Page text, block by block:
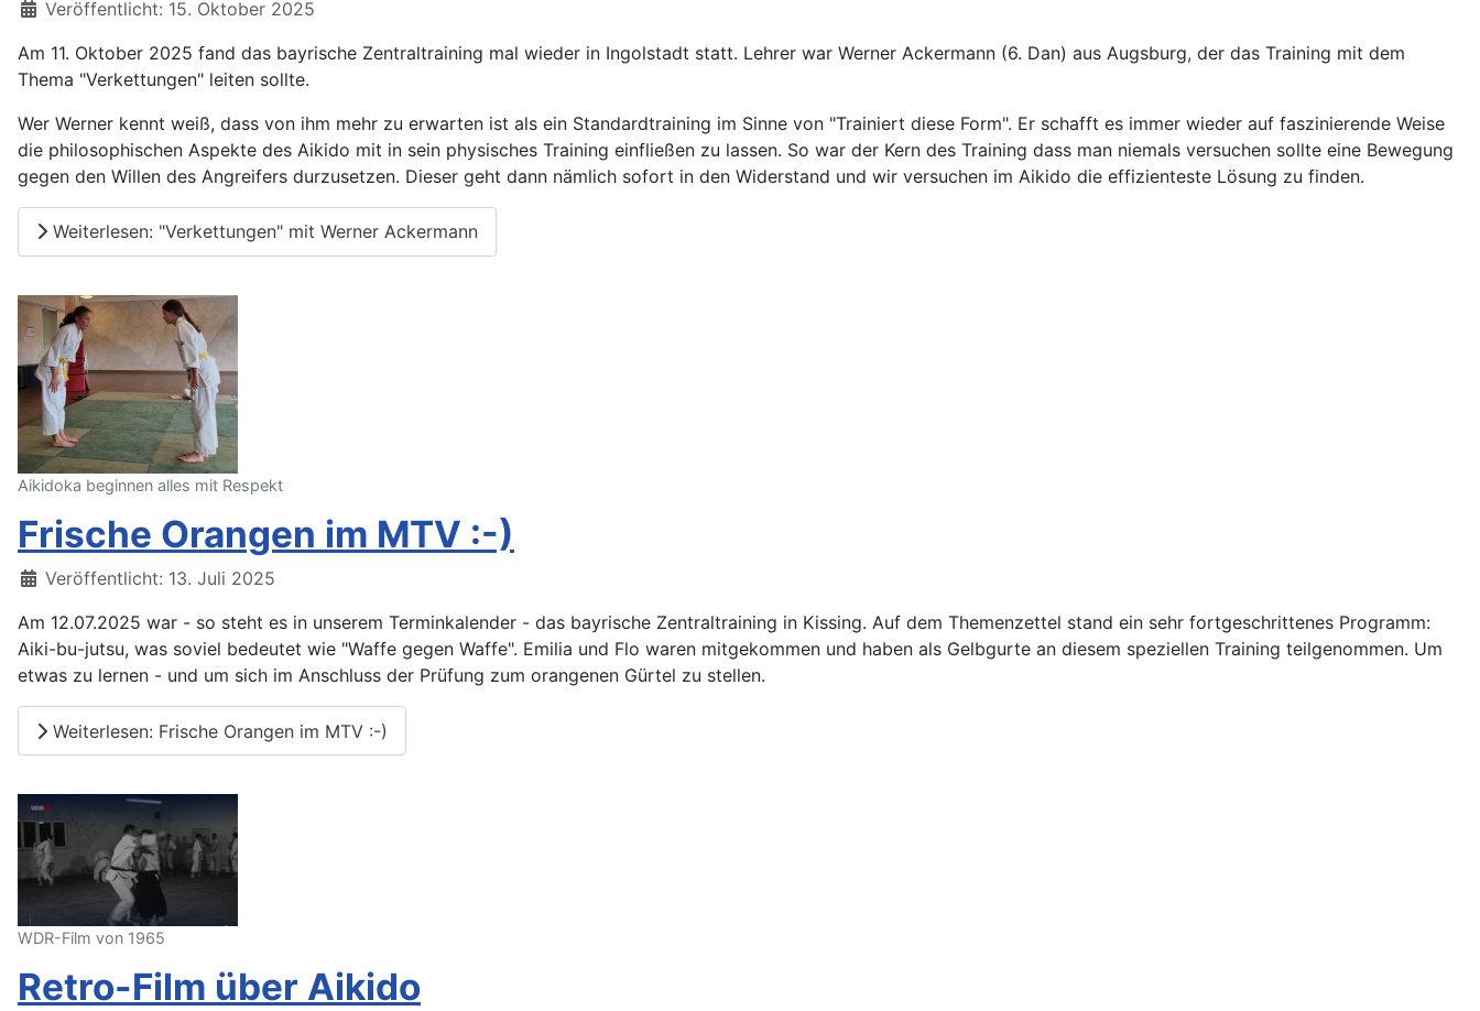
Details
Veröffentlicht: 15. Oktober 2025
Am 11. Oktober 2025 fand das bayrische Zentraltraining mal wieder in Ingolstadt statt. Lehrer war Werner Ackermann (6. Dan) aus Augsburg, der das Training mit dem
Thema "Verkettungen" leiten sollte.
Wer Werner kennt weiß, dass von ihm mehr zu erwarten ist als ein Standardtraining im Sinne von "Trainiert diese Form". Er schafft es immer wieder auf faszinierende Weise
die philosophischen Aspekte des Aikido mit in sein physisches Training einfließen zu lassen. So war der Kern des Training dass man niemals versuchen sollte eine Bewegung
gegen den Willen des Angreifers durzusetzen. Dieser geht dann nämlich sofort in den Widerstand und wir versuchen im Aikido die effizienteste Lösung zu finden.
Weiterlesen: "Verkettungen" mit Werner Ackermann
Aikidoka beginnen alles mit Respekt
Frische Orangen im MTV :-)
Details
Veröffentlicht: 13. Juli 2025
Am 12.07.2025 war - so steht es in unserem Terminkalender - das bayrische Zentraltraining in Kissing. Auf dem Themenzettel stand ein sehr fortgeschrittenes Programm:
Aiki-bu-jutsu, was soviel bedeutet wie "Waffe gegen Waffe". Emilia und Flo waren mitgekommen und haben als Gelbgurte an diesem speziellen Training teilgenommen. Um
etwas zu lernen - und um sich im Anschluss der Prüfung zum orangenen Gürtel zu stellen.
Weiterlesen: Frische Orangen im MTV :-)
WDR-Film von 1965
Retro-Film über Aikido